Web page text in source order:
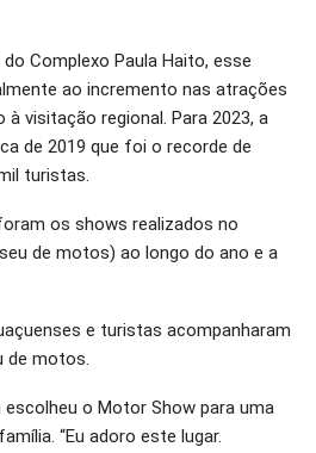
Complexo Paula Haito, esse
ao incremento nas atrações
visitação regional. Para 2023, a
de 2019 que foi o recorde de
turistas.
os shows realizados no
de motos) ao longo do ano e a
e turistas acompanharam
de motos.
escolheu o Motor Show para uma
“Eu adoro este lugar.